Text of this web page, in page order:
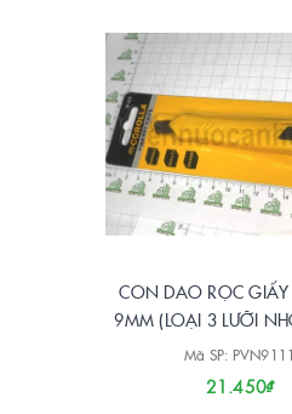
CON DAO RỌC
9MM (LOẠI 3 LƯỠI
Mã SP: PVN9111
21.450₫